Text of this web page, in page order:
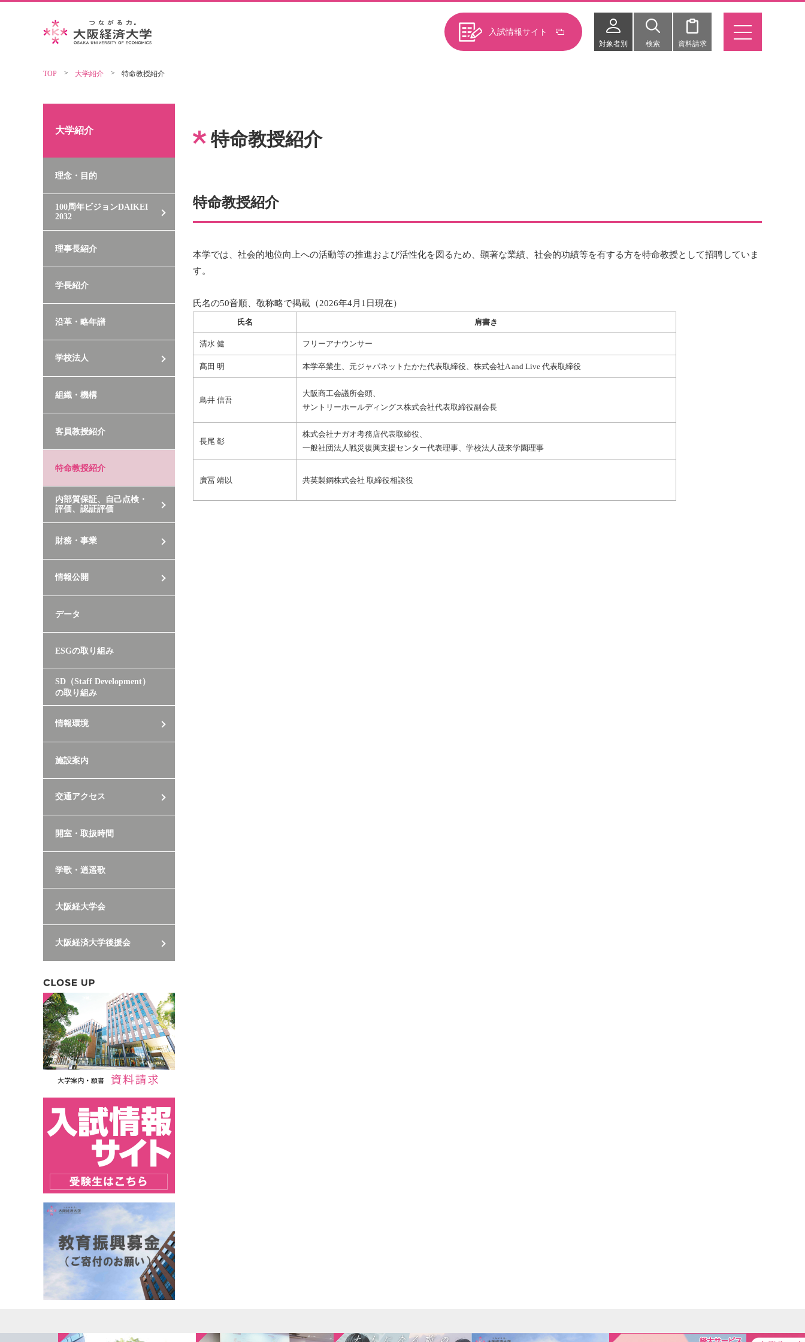
入試情報サイト
対象者別 検索 資料請求
TOP 大学紹介 特命教授紹介
特命教授紹介
特命教授紹介
本学では、 社会的地位向上への活動等の推進および活性化を図るため、 顕著な業績、社会的功績等を有する方を特命教授として招聘していま
す。
氏名の50音順、敬称略で掲載（2026年4月1日現在）
氏名 肩書き
清水 健 フリーアナウンサー
髙田 明 本学卒業生、元ジャパネットたかた代表取締役、株式会社A and Live 代表取締役
鳥井 信吾
大阪商工会議所会頭、
サントリーホールディングス株式会社代表取締役副会長
長尾 彰
株式会社ナガオ考務店代表取締役、
一般社団法人戦災復興支援センター代表理事、学校法人茂来学園理事
廣冨 靖以 共英製鋼株式会社 取締役相談役
大学紹介
理念・目的
100周年ビジョンDAIKEI
2032
理事長紹介
学長紹介
沿革・略年譜
学校法人
組織・機構
客員教授紹介
特命教授紹介
内部質保証、自己点検・
評価、認証評価
財務・事業
情報公開
データ
ESGの取り組み
SD（Staff Development）
の取り組み
情報環境
施設案内
交通アクセス
開室・取扱時間
学歌・逍遥歌
大阪経大学会
大阪経済大学後援会